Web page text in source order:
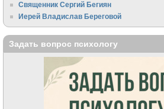
Священник Сергий Бегиян
Иерей Владислав Береговой
Задать вопрос психологу